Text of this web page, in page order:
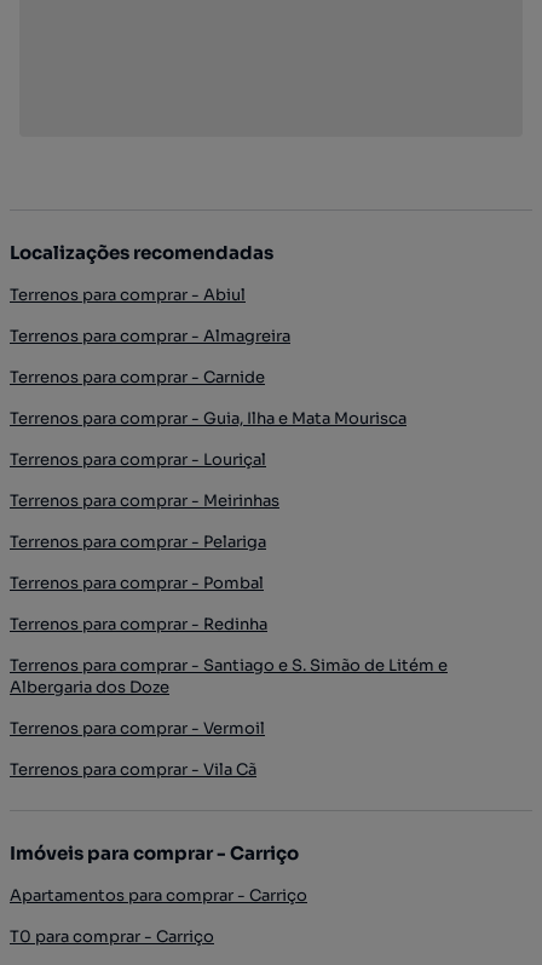
Localizações recomendadas
Terrenos para comprar - Abiul
Terrenos para comprar - Almagreira
Terrenos para comprar - Carnide
Terrenos para comprar - Guia, Ilha e Mata Mourisca
Terrenos para comprar - Louriçal
Terrenos para comprar - Meirinhas
Terrenos para comprar - Pelariga
Terrenos para comprar - Pombal
Terrenos para comprar - Redinha
Terrenos para comprar - Santiago e S. Simão de Litém e
Albergaria dos Doze
Terrenos para comprar - Vermoil
Terrenos para comprar - Vila Cã
Imóveis para comprar - Carriço
Apartamentos para comprar - Carriço
T0 para comprar - Carriço